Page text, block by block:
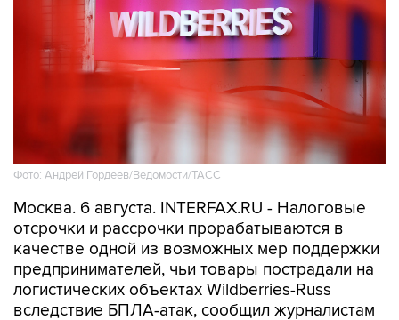
Обмеление Дуная
10
Лучшие фото недели